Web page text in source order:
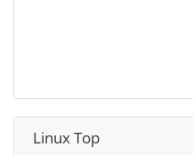
Linux Top